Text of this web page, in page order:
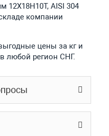
12Х18Н10Т, AISI 304
компании
цены за кг и
любой регион СНГ.